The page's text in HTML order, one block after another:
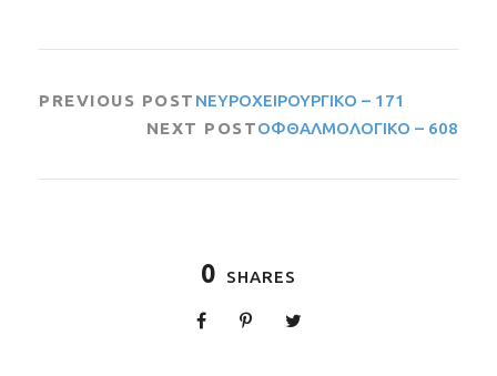
PREVIOUS POST ΝΕΥΡΟΧΕΙΡΟΥΡΓΙΚΟ – 171
NEXT POSTΟΦΘΑΛΜΟΛΟΓΙΚΟ – 608
0 SHARES